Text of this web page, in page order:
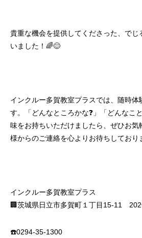
貴重な機会を提供してくださった、で
いました！🌈😊
インクルー多賀教室プラスでは、随時体
す。「どんなところかな❓」「どんなこ
味をお持ちいただけましたら、ぜひお気
様からのご連絡を心よりお待ちしており
インクルー多賀教室プラス
🏢茨城県日立市多賀町１丁目15‐11
☎️0294‐35‐1300